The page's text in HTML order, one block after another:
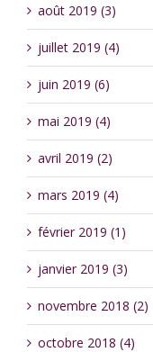
août 2019 (3)
juillet 2019 (4)
juin 2019 (6)
mai 2019 (4)
avril 2019 (2)
mars 2019 (4)
février 2019 (1)
janvier 2019 (3)
novembre 2018 (2)
octobre 2018 (4)